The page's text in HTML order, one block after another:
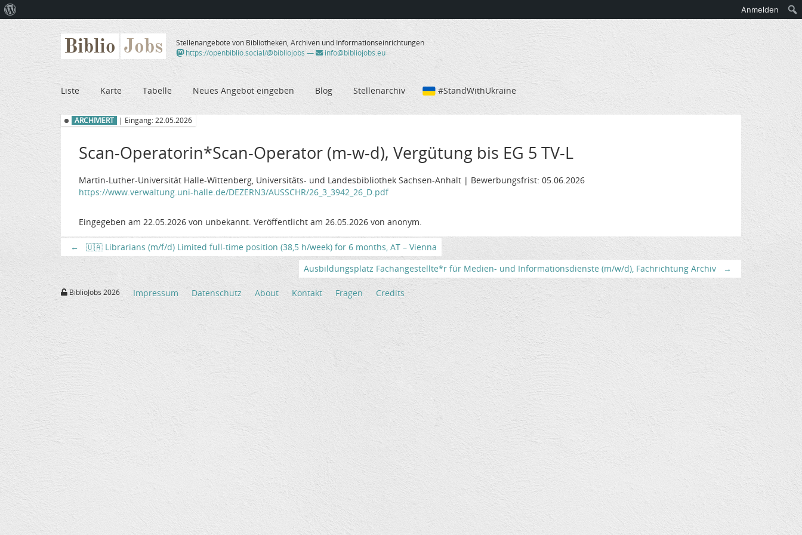
Biblio Jobs
Stellenangebote von Bibliotheken, Archiven und Informationseinrichtungen
https://openbiblio.social/@bibliojobs — info@bibliojobs.eu
Liste Karte Tabelle Neues Angebot eingeben Blog Stellenarchiv #StandWithUkraine
ARCHIVIERT | Eingang: 22.05.2026
Scan-Operatorin*Scan-Operator (m-w-d), Vergütung bis EG 5 TV-L
Martin-Luther-Universität Halle-Wittenberg, Universitäts- und Landesbibliothek Sachsen-Anhalt | Bewerbungsfrist: 05.06.2026
https://www.verwaltung.uni-halle.de/DEZERN3/AUSSCHR/26_3_3942_26_D.pdf
Eingegeben am 22.05.2026 von unbekannt. Veröffentlicht am 26.05.2026 von anonym.
←
🇺🇦 Librarians (m/f/d) Limited full-time position (38,5 h/week) for 6 months, AT – Vienna
Ausbildungsplatz Fachangestellte*r für Medien- und Informationsdienste (m/w/d), Fachrichtung Archiv
→
BiblioJobs 2026 Impressum Datenschutz About Kontakt Fragen Credits
WordPress
Anmelden